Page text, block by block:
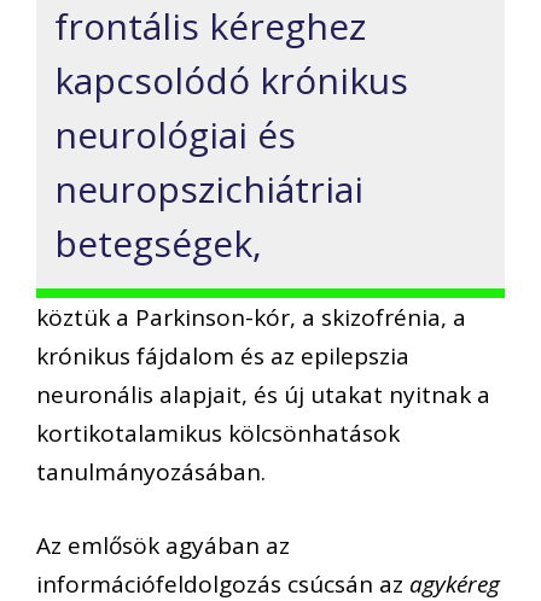
frontális kéreghez
kapcsolódó krónikus
neurológiai és
neuropszichiátriai
betegségek,
köztük a Parkinson-kór, a skizofrénia, a
krónikus fájdalom és az epilepszia
neuronális alapjait, és új utakat nyitnak a
kortikotalamikus kölcsönhatások
tanulmányozásában.
Az emlősök agyában az
információfeldolgozás csúcsán az agykéreg